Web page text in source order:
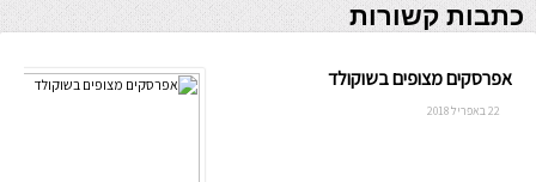
כתבות קשורות
אפרסקים מצופים בשוקולד
22 באפריל 2018